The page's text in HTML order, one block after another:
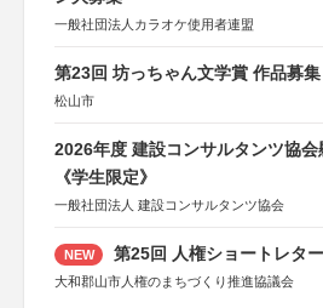
一般社団法人カラオケ使用者連盟
第23回 坊っちゃん文学賞 作品募集
松山市
2026年度 建設コンサルタンツ協会
《学生限定》
一般社団法人 建設コンサルタンツ協会
NEW 第25回 人権ショートレター
大和郡山市人権のまちづくり推進協議会